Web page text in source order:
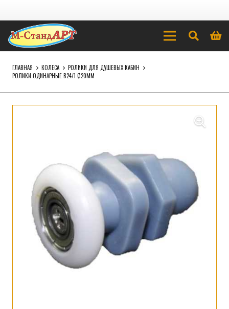
ГЛАВНАЯ КОЛЕСА
РОЛИКИ ДЛЯ ДУШЕВЫХ КАБИН
РОЛИКИ ОДИНАРНЫЕ B24/1 Ø20ММ